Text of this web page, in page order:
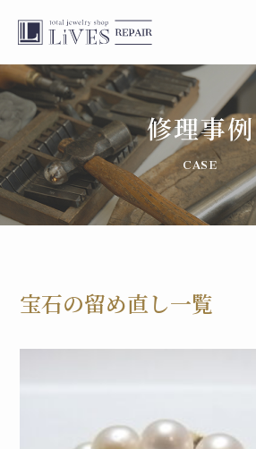
修理事例
宝石の留め直し一覧